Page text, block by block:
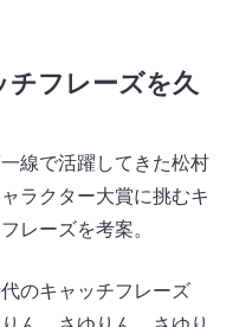
フレーズを久
線で活躍してきた松村
ラクター大賞に挑むキ
レーズを考案。
のキャッチフレーズ